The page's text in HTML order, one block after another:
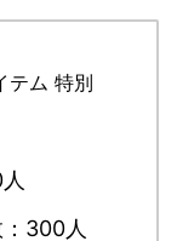
テム 特別
300人